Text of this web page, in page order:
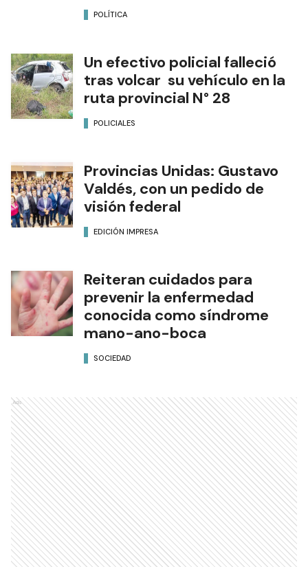
POLÍTICA
Un efectivo policial falleció
tras volcar su vehículo en la
ruta provincial N° 28
POLICIALES
Provincias Unidas: Gustavo
Valdés, con un pedido de
visión federal
EDICIÓN IMPRESA
Reiteran cuidados para
prevenir la enfermedad
conocida como síndrome
mano-ano-boca
SOCIEDAD
Ads